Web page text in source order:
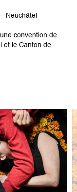
Neuchâtel
convention de
et le Canton de